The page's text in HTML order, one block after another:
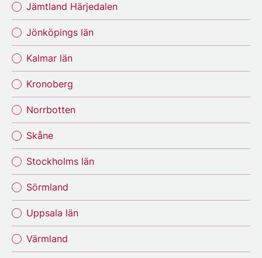
Jämtland Härjedalen
Jönköpings län
Kalmar län
Kronoberg
Norrbotten
Skåne
Stockholms län
Sörmland
Uppsala län
Värmland